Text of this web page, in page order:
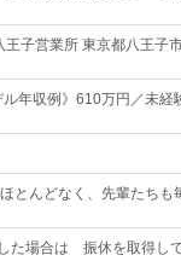
子営業所 東京都八王子
年収例》610万円／未経
とんどなく、先輩たちも
た場合は 振休を取得し